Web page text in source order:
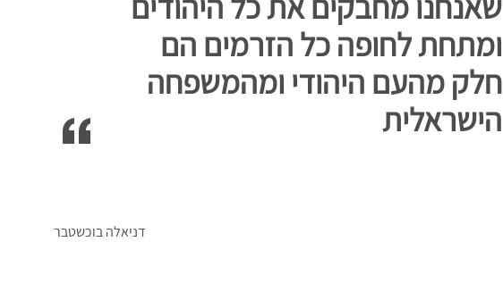
ומתחת לחופה כל הזרמים הם
חלק מהעם היהודי ומהמשפחה
הישראלית
דניאלה בוכשטבר